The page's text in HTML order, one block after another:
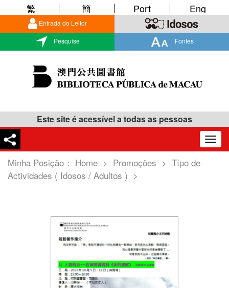
Entrada do Leitor
Pesquise Fontes
繁 簡 Port Eng
Este site é acessível a todas as pessoas
Minha Posição： Home > Promoções > Típo de
Actividades ( Idosos / Adultos ) >